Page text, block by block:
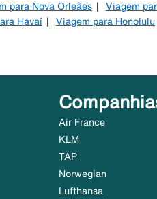
para Nova Orleães Viagem
Havaí Viagem para Honolulu
Air France
KLM
TAP
Norwegian
Lufthansa